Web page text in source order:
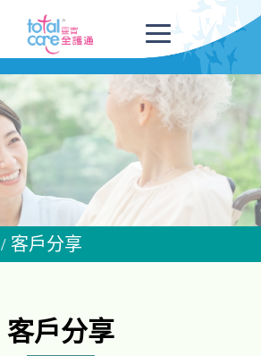
/ 客戶分享
客戶分享